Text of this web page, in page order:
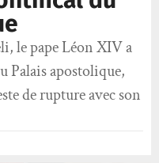
le pape Léon XIV a
Palais apostolique,
de rupture avec son